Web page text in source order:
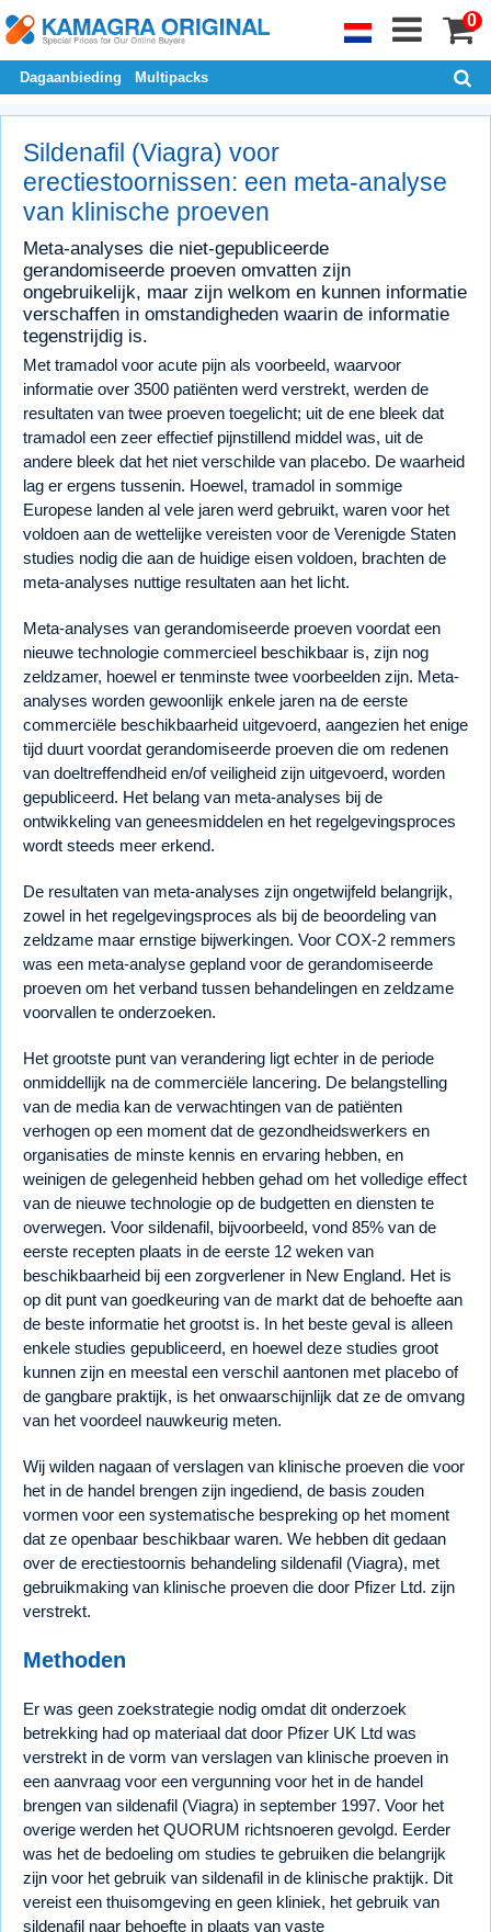
0
Dagaanbieding Multipacks
Sildenafil (Viagra) voor
erectiestoornissen: een meta-analyse
van klinische proeven
Meta-analyses die niet-gepubliceerde
gerandomiseerde proeven omvatten zijn
ongebruikelijk, maar zijn welkom en kunnen informatie
verschaffen in omstandigheden waarin de informatie
tegenstrijdig is.
Met tramadol voor acute pijn als voorbeeld, waarvoor
informatie over 3500 patiënten werd verstrekt, werden de
resultaten van twee proeven toegelicht; uit de ene bleek dat
tramadol een zeer effectief pijnstillend middel was, uit de
andere bleek dat het niet verschilde van placebo. De waarheid
lag er ergens tussenin. Hoewel, tramadol in sommige
Europese landen al vele jaren werd gebruikt, waren voor het
voldoen aan de wettelijke vereisten voor de Verenigde Staten
studies nodig die aan de huidige eisen voldoen, brachten de
meta-analyses nuttige resultaten aan het licht.
Meta-analyses van gerandomiseerde proeven voordat een
nieuwe technologie commercieel beschikbaar is, zijn nog
zeldzamer, hoewel er tenminste twee voorbeelden zijn. Meta-
analyses worden gewoonlijk enkele jaren na de eerste
commerciële beschikbaarheid uitgevoerd, aangezien het enige
tijd duurt voordat gerandomiseerde proeven die om redenen
van doeltreffendheid en/of veiligheid zijn uitgevoerd, worden
gepubliceerd. Het belang van meta-analyses bij de
ontwikkeling van geneesmiddelen en het regelgevingsproces
wordt steeds meer erkend.
De resultaten van meta-analyses zijn ongetwijfeld belangrijk,
zowel in het regelgevingsproces als bij de beoordeling van
zeldzame maar ernstige bijwerkingen. Voor COX-2 remmers
was een meta-analyse gepland voor de gerandomiseerde
proeven om het verband tussen behandelingen en zeldzame
voorvallen te onderzoeken.
Het grootste punt van verandering ligt echter in de periode
onmiddellijk na de commerciële lancering. De belangstelling
van de media kan de verwachtingen van de patiënten
verhogen op een moment dat de gezondheidswerkers en
organisaties de minste kennis en ervaring hebben, en
weinigen de gelegenheid hebben gehad om het volledige effect
van de nieuwe technologie op de budgetten en diensten te
overwegen. Voor sildenafil, bijvoorbeeld, vond 85% van de
eerste recepten plaats in de eerste 12 weken van
beschikbaarheid bij een zorgverlener in New England. Het is
op dit punt van goedkeuring van de markt dat de behoefte aan
de beste informatie het grootst is. In het beste geval is alleen
enkele studies gepubliceerd, en hoewel deze studies groot
kunnen zijn en meestal een verschil aantonen met placebo of
de gangbare praktijk, is het onwaarschijnlijk dat ze de omvang
van het voordeel nauwkeurig meten.
Wij wilden nagaan of verslagen van klinische proeven die voor
het in de handel brengen zijn ingediend, de basis zouden
vormen voor een systematische bespreking op het moment
dat ze openbaar beschikbaar waren. We hebben dit gedaan
over de erectiestoornis behandeling sildenafil (Viagra), met
gebruikmaking van klinische proeven die door Pfizer Ltd. zijn
verstrekt.
Methoden
Er was geen zoekstrategie nodig omdat dit onderzoek
betrekking had op materiaal dat door Pfizer UK Ltd was
verstrekt in de vorm van verslagen van klinische proeven in
een aanvraag voor een vergunning voor het in de handel
brengen van sildenafil (Viagra) in september 1997. Voor het
overige werden het QUORUM richtsnoeren gevolgd. Eerder
was het de bedoeling om studies te gebruiken die belangrijk
zijn voor het gebruik van sildenafil in de klinische praktijk. Dit
vereist een thuisomgeving en geen kliniek, het gebruik van
sildenafil naar behoefte in plaats van vaste